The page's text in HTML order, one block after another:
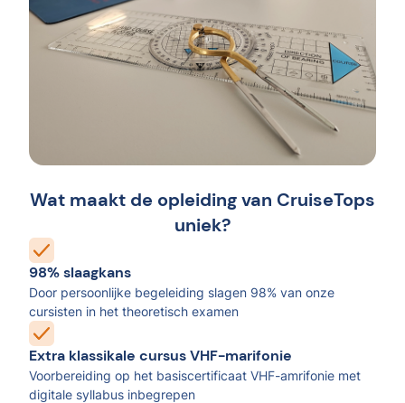
Wat maakt de opleiding van CruiseTops
uniek?
98% slaagkans
Door persoonlijke begeleiding slagen 98% van onze
cursisten in het theoretisch examen
Extra klassikale cursus VHF-marifonie
Voorbereiding op het basiscertificaat VHF-amrifonie met
digitale syllabus inbegrepen